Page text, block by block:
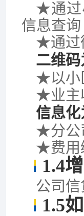
★通过
信息查询
★通过
二维
★以小
★业主
信息
★分公
★费用
1.4
公司
1.5